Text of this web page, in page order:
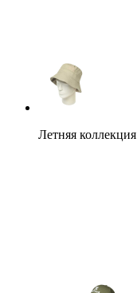
Летняя коллекция